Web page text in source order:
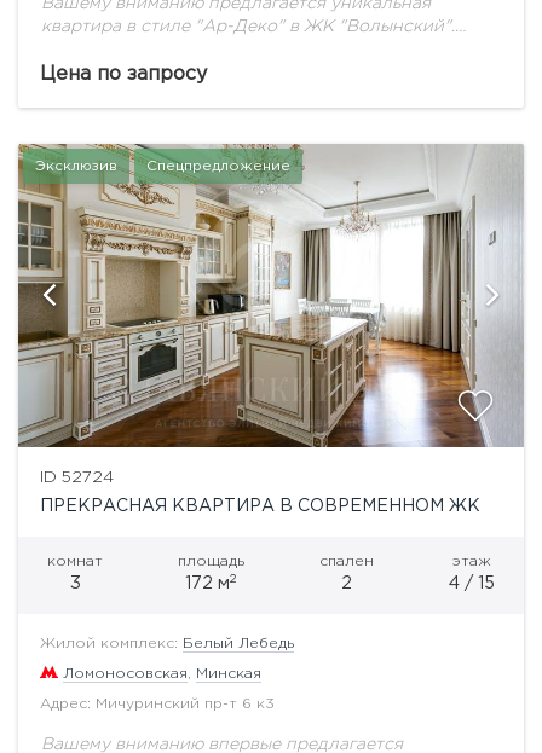
Вашему вниманию предлагается уникальная
квартира в стиле "Ар-Деко" в ЖК "Волынский".
просторный холл, кухня-столовая, гостиная,
Цена по запросу
Эксклюзив Спецпредложение
ID 52724
ПРЕКРАСНАЯ КВАРТИРА В СОВРЕМЕННОМ ЖК
комнат
3
площадь
172 м2
спален
2
этаж
4 / 15
Жилой комплекс: Белый Лебедь
Ломоносовская Минская
Адрес: Мичуринский пр-т 6 к3
Вашему вниманию впервые предлагается